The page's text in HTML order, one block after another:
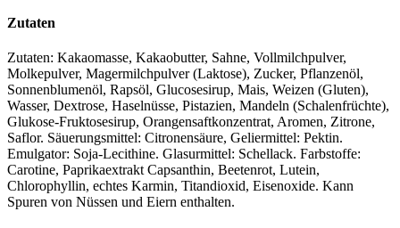
Zutaten
Zutaten: Kakaomasse, Kakaobutter, Sahne, Vollmilchpulver,
Molkepulver, Magermilchpulver (Laktose), Zucker, Pflanzenöl,
Sonnenblumenöl, Rapsöl, Glucosesirup, Mais, Weizen (Gluten),
Wasser, Dextrose, Haselnüsse, Pistazien, Mandeln (Schalenfrüchte),
Glukose-Fruktosesirup, Orangensaftkonzentrat, Aromen, Zitrone,
Saflor. Säuerungsmittel: Citronensäure, Geliermittel: Pektin.
Emulgator: Soja-Lecithine. Glasurmittel: Schellack. Farbstoffe:
Carotine, Paprikaextrakt Capsanthin, Beetenrot, Lutein,
Chlorophyllin, echtes Karmin, Titandioxid, Eisenoxide. Kann
Spuren von Nüssen und Eiern enthalten.